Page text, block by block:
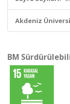
Akdeniz
BM